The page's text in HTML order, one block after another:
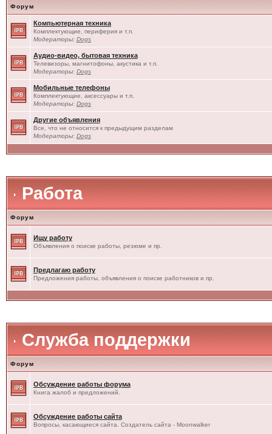
Форум
Компьютерная техника
Комплектующие, периферия и т.п.
Модераторы: Dogs
Аудио-видео, бытовая техника
Телевизоры, магнитофоны, акустика и т.п.
Модераторы: Dogs
Мобильные телефоны
Комплектующие, аксессуары и т.п.
Модераторы: Dogs
Другие объявления
Все, что не относится к предыдущим разделам
Модераторы: Dogs
Работа
Форум
Ищу работу
Объявления о поиске работы, резюме и пр.
Предлагаю работу
Предложения работы, объявления о поиске работников и пр.
Служба поддержки
Форум
Обсуждение работы форума
Книга жалоб и предложений.
Обсуждение работы сайта
Вопросы, касающиеся сайта. Создатель сайта - Moonwalker